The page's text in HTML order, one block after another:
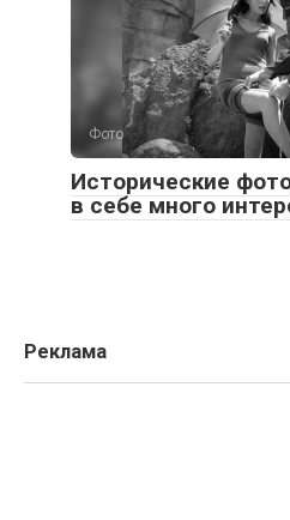
Фото
Исторические
в себе много
Реклама